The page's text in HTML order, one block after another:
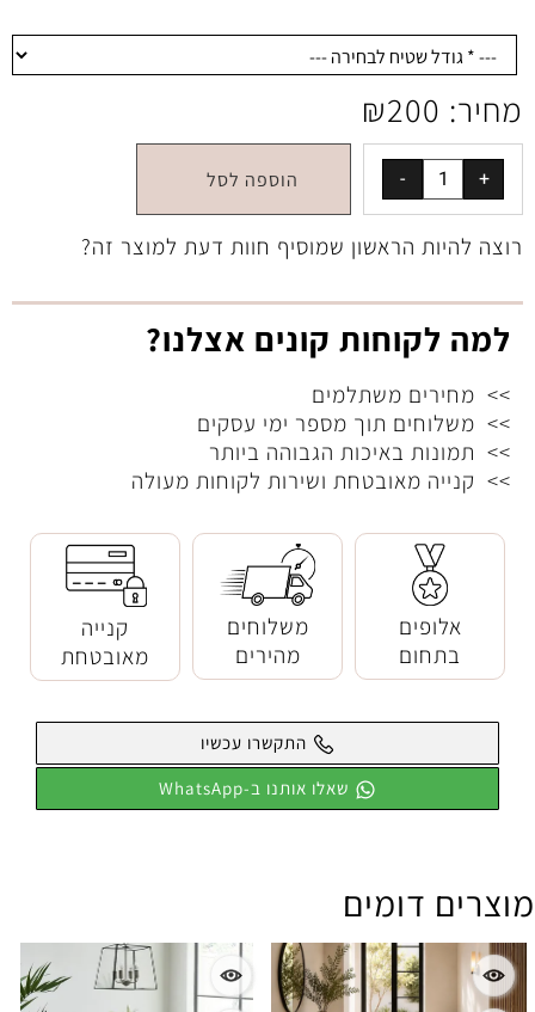
מחיר: ₪200
הוספה לסל
רוצה להיות הראשון שמוסיף חוות דעת למוצר זה?
למה לקוחות קונים אצלנו?
>> מחירים משתלמים
>> משלוחים תוך מספר ימי עסקים
>> תמונות באיכות הגבוהה ביותר
>> קנייה מאובטחת ושירות לקוחות מעולה
אלופים
בתחום
משלוחים
מהירים
קנייה
מאובטחת
התקשרו עכשיו
שאלו אותנו ב-WhatsApp
מוצרים דומים